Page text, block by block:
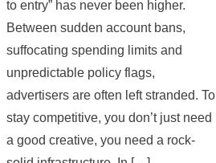
to entry” has never been higher.
Between sudden account bans,
suffocating spending limits and
unpredictable policy flags,
advertisers are often left stranded. To
stay competitive, you don’t just need
a good creative, you need a rock-